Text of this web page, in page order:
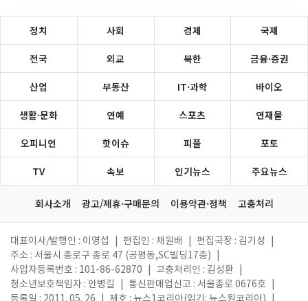
정치 사회 경제 국제
전국 외교 북한 금융·증권
산업 부동산 IT·과학 바이오
생활·문화 연예 스포츠 연재물
오피니언 핫이슈 피플 포토
TV 속보 인기뉴스 주요뉴스
회사소개 광고/제휴·구매문의 이용약관·정책 고충처리
대표이사/발행인 : 이영섭 편집인 : 채원배 편집국장 : 김기성
주소 : 서울시 종로구 종로 47 (공평동,SC빌딩17층)
사업자등록번호 : 101-86-62870
고충처리인 : 김성환
청소년보호책임자 : 안병길
통신판매업신고 : 서울종로 0676호
등록일 : 2011. 05. 26
제호 : 뉴스1코리아(읽기: 뉴스원코리아)